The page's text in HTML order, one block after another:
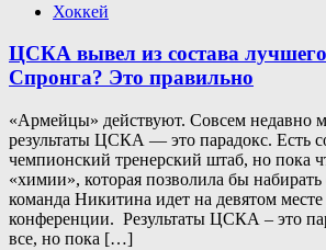
Хоккей
ЦСКА вывел из состава
Спронга? Это правильно
«Армейцы» действуют. Совсем недавно
результаты ЦСКА — это парадокс. Есть
чемпионский тренерский штаб, но пока
«химии», которая позволила бы
команда Никитина идет на девятом
конференции. Результаты ЦСКА – это
все, но пока […]